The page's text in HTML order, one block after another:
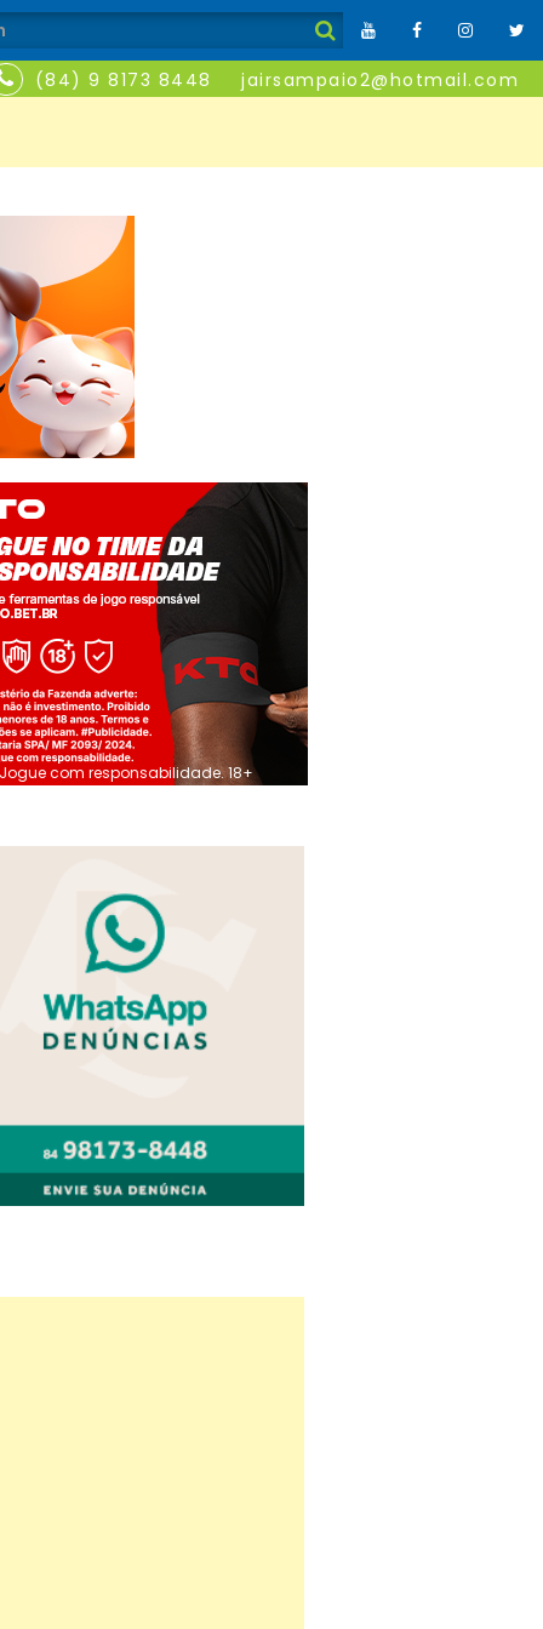
(84) 9 8173 8448 jairsampaio2@hotmail.com
Jogue com responsabilidade. 18+